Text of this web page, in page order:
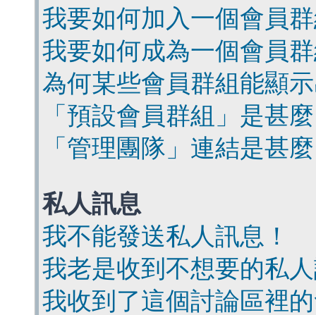
我要如何加入一個會員
我要如何成為一個會員
為何某些會員群組能顯
「預設會員群組」是甚
「管理團隊」連結是甚
私人訊息
我不能發送私人訊息！
我老是收到不想要的私
我收到了這個討論區裡